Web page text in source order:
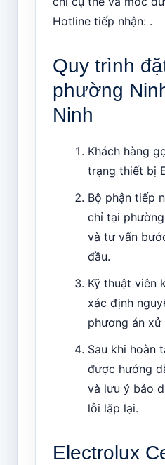
Hotline tiếp nhận: .
Quy trình
phường
Ninh
Khách hàng
trạng thiết bị
Bộ phận tiếp
chỉ tại
và tư vấn
đầu.
Kỹ thuật viên
xác định
phương án xử
Sau khi hoàn
được hướng
và lưu ý bảo
lỗi lặp lại.
Electrolux